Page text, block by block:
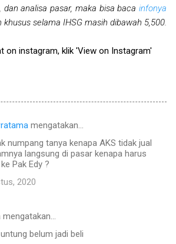
analisa pasar, maka bisa baca infonya
khusus selama IHSG masih dibawah 5,500.
on instagram, klik 'View on Instagram'
mengatakan…
numpang tanya kenapa AKS tidak jual
langsung di pasar kenapa harus
Pak Edy ?
2020
belum jadi beli